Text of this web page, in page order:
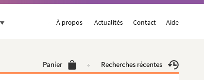
À propos Actualités Contact Aide
Panier Recherches récentes